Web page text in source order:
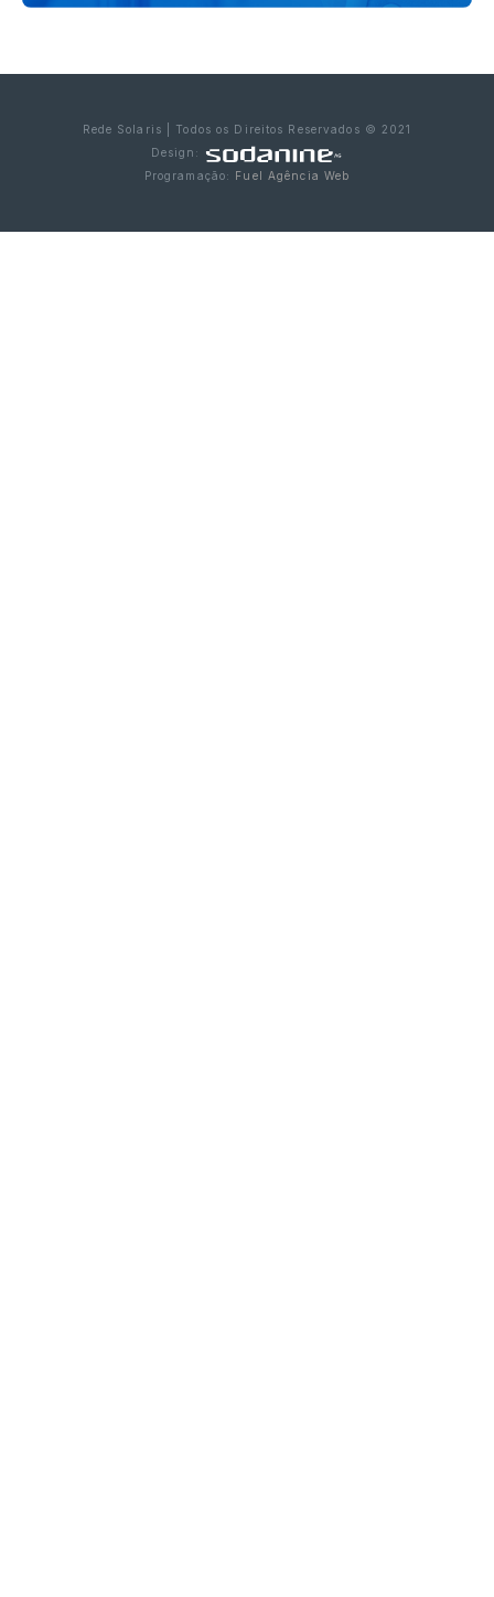
Rede Solaris | Todos os Direitos Reservados © 2021
Design:
Programação:
Fuel Agência Web